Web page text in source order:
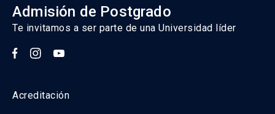
Admisión de Postgrado
Te invitamos a ser parte de una Universidad líder
Acreditación